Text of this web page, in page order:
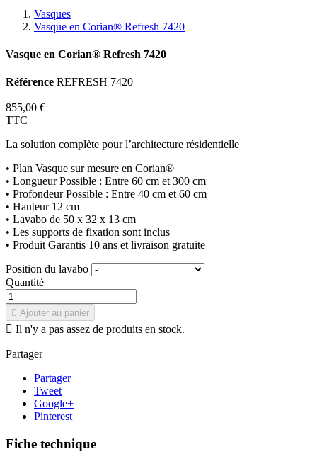
Vasques
Vasque en Corian® Refresh 7420
Vasque en Corian® Refresh 7420
Référence REFRESH 7420
855,00 €
TTC
La solution complète pour l’architecture résidentielle
• Plan Vasque sur mesure en Corian®
• Longueur Possible : Entre 60 cm et 300 cm
• Profondeur Possible : Entre 40 cm et 60 cm
• Hauteur 12 cm
• Lavabo de 50 x 32 x 13 cm
• Les supports de fixation sont inclus
• Produit Garantis 10 ans et livraison gratuite
Position du lavabo
Quantité
 Ajouter au panier
 Il n'y a pas assez de produits en stock.
Partager
Partager
Tweet
Google+
Pinterest
Fiche technique